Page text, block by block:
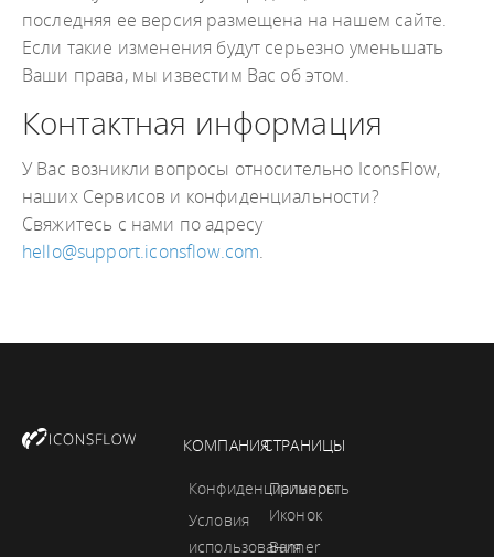
последняя ее версия размещена на нашем сайте.
Если такие изменения будут серьезно уменьшать
Ваши права, мы известим Вас об этом.
Контактная информация
У Вас возникли вопросы относительно IconsFlow,
наших Сервисов и конфиденциальности?
Свяжитесь с нами по адресу
hello@support.iconsflow.com.
КОМПАНИЯ
Конфиденциальность
Условия
использования
СТРАНИЦЫ
Примеры
Иконок
Banner